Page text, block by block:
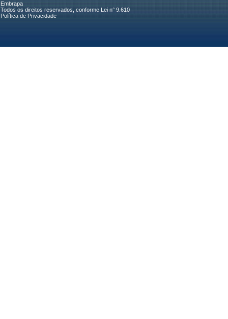
Embrapa
Todos os direitos reservados, conforme Lei n° 9.610
Política de Privacidade